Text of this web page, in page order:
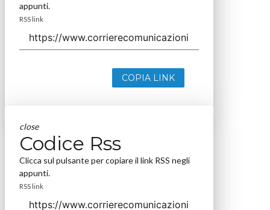
appunti.
RSS link
COPIA LINK
close
Codice Rss
Clicca sul pulsante per copiare il link RSS negli
appunti.
RSS link